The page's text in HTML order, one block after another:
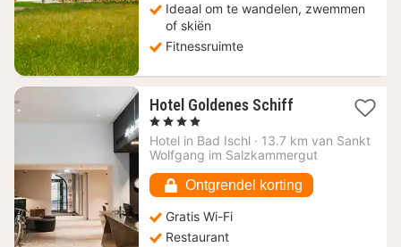
Ideaal om te wandelen, zwemmen
of skiën
Fitnessruimte
Hotel Goldenes Schiff1
vanaf
216,33
€
, 4 Sterren
Hotel in Bad Ischl · 13.7 km van Sankt
Wolfgang im Salzkammergut
Ontgrendel korting
Gratis Wi-Fi
Restaurant